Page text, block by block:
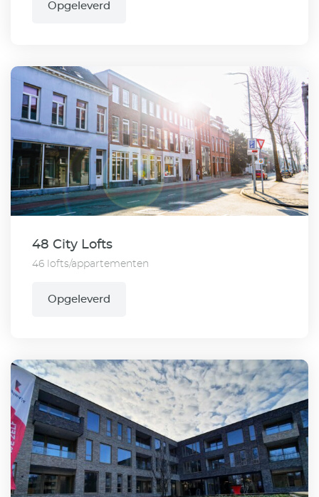
Opgeleverd
48 City Lofts
46 lofts/appartementen
Opgeleverd